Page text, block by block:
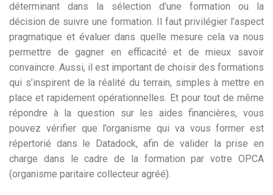
déterminant dans la sélection d’une formation ou la
décision de suivre une formation. Il faut privilégier l’aspect
pragmatique et évaluer dans quelle mesure cela va nous
permettre de gagner en efficacité et de mieux savoir
convaincre. Aussi, il est important de choisir des formations
qui s’inspirent de la réalité du terrain, simples à mettre en
place et rapidement opérationnelles. Et pour tout de même
répondre à la question sur les aides financières, vous
pouvez vérifier que l’organisme qui va vous former est
répertorié dans le Datadock, afin de valider la prise en
charge dans le cadre de la formation par votre OPCA
(organisme paritaire collecteur agréé).